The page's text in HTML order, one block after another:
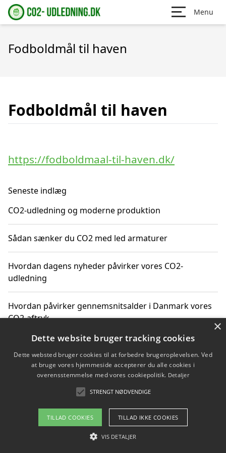
Menu
Fodboldmål til haven
Fodboldmål til haven
https://fodboldmaal-til-haven.dk/
Seneste indlæg
CO2-udledning og moderne produktion
Sådan sænker du CO2 med led armaturer
Hvordan dagens nyheder påvirker vores CO2-
udledning
Hvordan påvirker gennemsnitsalder i Danmark vores
CO2-aftryk
Hvordan nyheder om CO2-udledning påvirker vores
hverdag
Om / kontakt
Blog Betingelser
×
Dette website bruger tracking cookies
Dette websted bruger cookies til at forbedre brugeroplevelsen. Ved
at bruge vores hjemmeside accepterer du alle cookies i
overensstemmelse med vores cookiepolitik. Detaljer
STRENGT NØDVENDIGE
TILLAD COOKIES TILLAD IKKE COOKIES
VIS DETALJER